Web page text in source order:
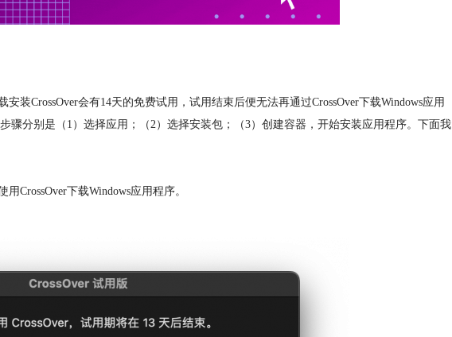
装CrossOver会有14天的免费试用，试用结束后便无法再通过CrossOver下载Windows应用
骤分别是（1）选择应用；（2）选择安装包；（3）创建容器，开始安装应用程序。下面我
CrossOver下载Windows应用程序。